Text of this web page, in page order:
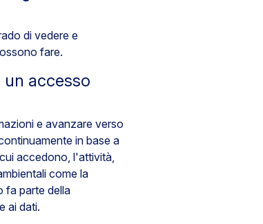
di vedere e
fare.
accesso
e avanzare verso
in base a
accedono, l'attività,
come la
fa parte della
ai dati.